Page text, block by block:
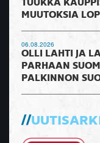
TUUKKA
MUUTOKSIA
06.08.2026
OLLI LAHTI JA
PARHAAN
PALKINNON